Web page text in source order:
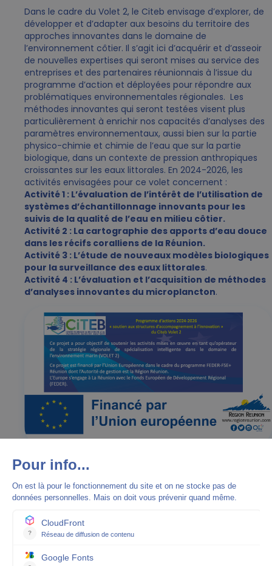
Dans le cadre du Volet 2, le Citeb envisage d’explorer, de
développer et d’adapter aux besoins du territoire des
approches innovantes dans le domaine de
l’environnement côtier. Il s’agit ici d’acquérir et d’asseoir
de nouvelles expertises qui seront mises au service des
entreprises et des partenaires réunionnais à l’issue du
programme d’action et déployées pour répondre aux
problématiques environnementales régionales. Les
méthodes innovantes qui seront testées visent plus
particulièrement à enrichir nos capacités d’analyses des
paramètres environnementaux, aussi bien sur la partie
physico-chimie et chimie de l’eau que sur la partie
biologique, dans un contexte de pression anthropiques
croissantes sur les eaux littorales. En 2024-2026, les
activités envisagées pour ce volet concernent :
Activité 1 : L’évaluation de l’intérêt de l’utilisation de
systèmes d’échantillonnage innovants pour les
suivis de la qualité de l’eau en milieu côtier.
Activité 2 : La cartographie des apports d’eau douce
dans les récifs coralliens de la Réunion.
Activité 3 : L’étude de nouveaux modèles biologiques
pour la surveillance des eaux littorales.
Activité 4 : L’évaluation et l’acquisition de méthodes
d’analyses innovantes du microplancton.